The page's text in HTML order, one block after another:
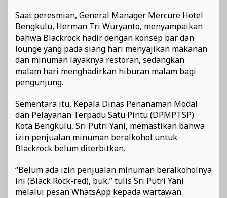
Saat peresmian, General Manager Mercure Hotel
Bengkulu, Herman Tri Wuryanto, menyampaikan
bahwa Blackrock hadir dengan konsep bar dan
lounge yang pada siang hari menyajikan makanan
dan minuman layaknya restoran, sedangkan
malam hari menghadirkan hiburan malam bagi
pengunjung.
Sementara itu, Kepala Dinas Penanaman Modal
dan Pelayanan Terpadu Satu Pintu (DPMPTSP)
Kota Bengkulu, Sri Putri Yani, memastikan bahwa
izin penjualan minuman beralkohol untuk
Blackrock belum diterbitkan.
“Belum ada izin penjualan minuman beralkoholnya
ini (Black Rock-red), buk,” tulis Sri Putri Yani
melalui pesan WhatsApp kepada wartawan.